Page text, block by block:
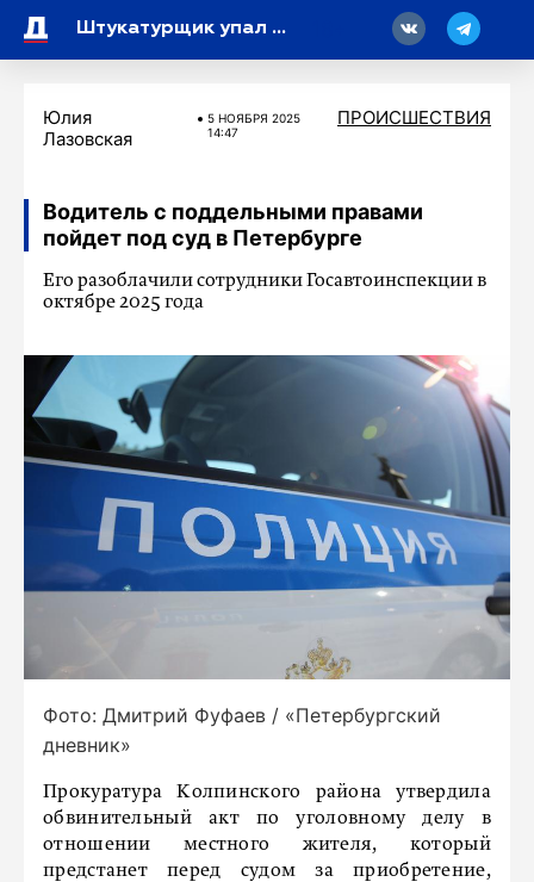
Штукатурщик упал с балкона на стройке дома в Петродворцовом районе
Юлия
Лазовская
5 НОЯБРЯ 2025
14:47
ПРОИСШЕСТВИЯ
Водитель с поддельными правами
пойдет под суд в Петербурге
Его разоблачили сотрудники Госавтоинспекции в
октябре 2025 года
Фото: Дмитрий Фуфаев / «Петербургский
дневник»
Прокуратура Колпинского района утвердила
обвинительный акт по уголовному делу в
отношении местного жителя, который
предстанет перед судом за приобретение,